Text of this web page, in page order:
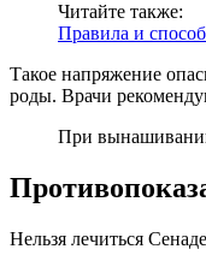
Читайте также:
Правила и
Такое напряжение
роды. Врачи
При вынашивании
Нельзя лечиться